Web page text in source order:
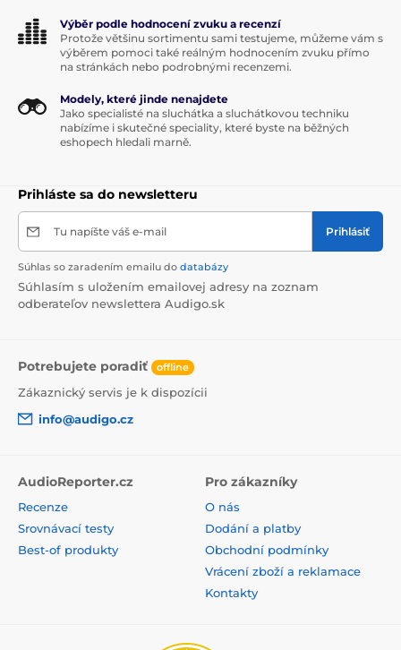
Výběr podle hodnocení zvuku a recenzí
Protože většinu sortimentu sami testujeme, můžeme vám s
výběrem pomoci také reálným hodnocením zvuku přímo
na stránkách nebo podrobnými recenzemi.
Modely, které jinde nenajdete
Jako specialisté na sluchátka a sluchátkovou techniku
nabízíme i skutečné speciality, které byste na běžných
eshopech hledali marně.
Prihláste sa do newsletteru
Tu napíšte váš e-mail Prihlásiť
Súhlas so zaradením emailu do databázy
Súhlasím s uložením emailovej adresy na zoznam
odberateľov newslettera Audigo.sk
Potrebujete poradiť offline
Zákaznický servis je k dispozícii
info@audigo.cz
AudioReporter.cz
Recenze
Srovnávací testy
Best-of produkty
Pro zákazníky
O nás
Dodání a platby
Obchodní podmínky
Vrácení zboží a reklamace
Kontakty